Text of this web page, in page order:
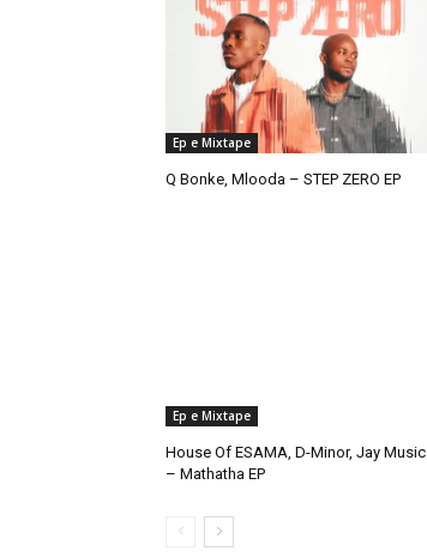
Ep e Mixtape
Q Bonke, Mlooda – STEP ZERO EP
Ep e Mixtape
House Of ESAMA, D-Minor, Jay Music
– Mathatha EP